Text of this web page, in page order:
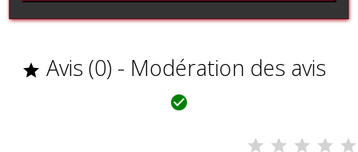
 Avis (0) - Modération des avis
